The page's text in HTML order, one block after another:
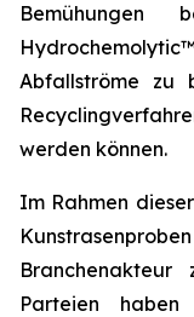
Abfallströme zu
werden können.
Im Rahmen
Parteien